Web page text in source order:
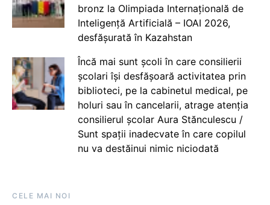
bronz la Olimpiada Internațională de
Inteligență Artificială – IOAI 2026,
desfășurată în Kazahstan
Încă mai sunt școli în care consilierii
școlari își desfășoară activitatea prin
biblioteci, pe la cabinetul medical, pe
holuri sau în cancelarii, atrage atenția
consilierul școlar Aura Stănculescu /
Sunt spații inadecvate în care copilul
nu va destăinui nimic niciodată
CELE MAI NOI